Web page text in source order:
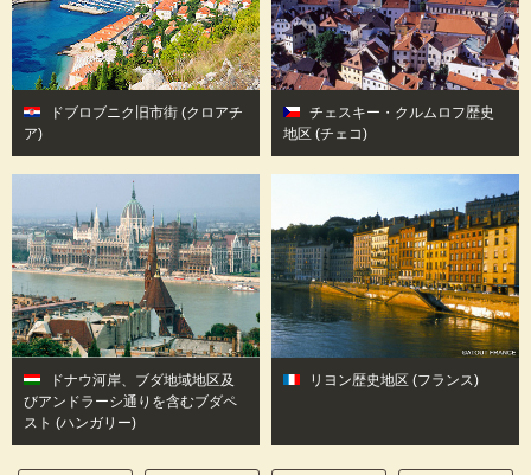
ドブロブニク旧市街 (クロアチ
ア)
チェスキー・クルムロフ歴史
地区 (チェコ)
ドナウ河岸、ブダ地域地区及
びアンドラーシ通りを含むブダペ
スト (ハンガリー)
リヨン歴史地区 (フランス)